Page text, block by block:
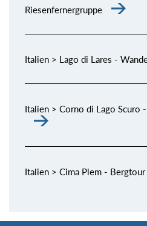
Riesenfernergruppe
Italien > Lago di Lares -
Italien > Corno di Lago Scuro
Italien > Cima Plem -